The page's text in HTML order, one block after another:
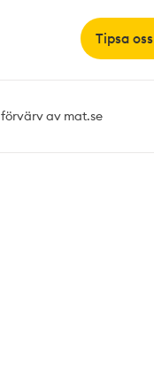
Tipsa oss
av mat.se